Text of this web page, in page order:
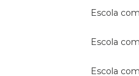
escola
escola
escola